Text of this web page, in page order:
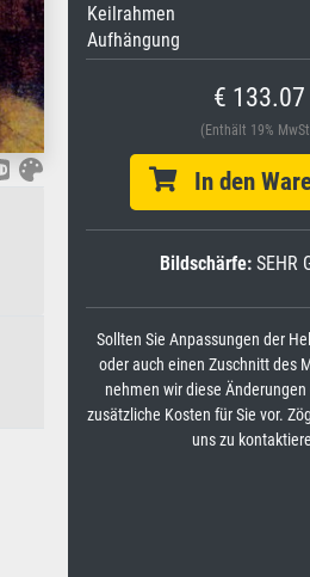
Keilrahmen
Aufhängung
€ 133.07
(Enthält 19%
In den
Bildschärfe: SEHR
Sollten Sie Anpassungen der
oder auch einen Zuschnitt des
nehmen wir diese
zusätzliche Kosten für Sie vor.
uns zu